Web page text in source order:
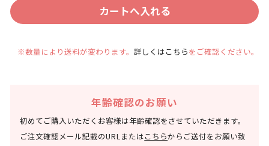
※数量により送料が変わります。詳しくはこちらをご確認ください。
年齢確認のお願い
初めてご購入いただくお客様は年齢確認をさせていただきます。
ご注文確認メール記載のURLまたはこちらからご送付をお願い致